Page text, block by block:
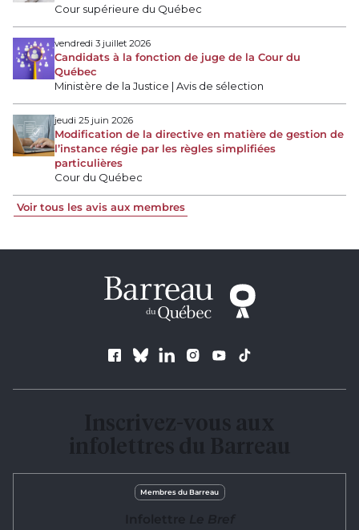
Cour supérieure du Québec
vendredi 3 juillet 2026
Candidats à la fonction de juge de la Cour du
Québec
Ministère de la Justice | Avis de sélection
jeudi 25 juin 2026
Modification de la directive en matière de gestion de
l’instance régie par les règles simplifiées
particulières
Cour du Québec
Voir tous les avis aux membres
Suivez le Barreau
Membres du Barreau